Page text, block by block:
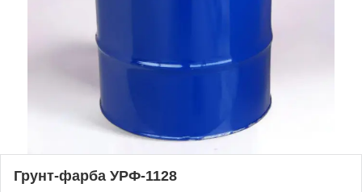
Грунт-фарба УРФ-1128